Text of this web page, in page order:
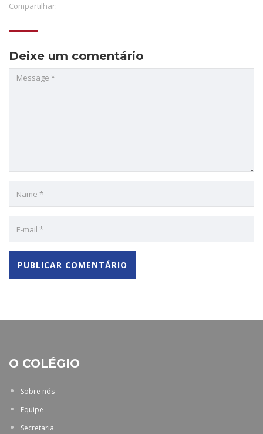
Compartilhar:
Deixe um comentário
O COLÉGIO
Sobre nós
Equipe
Secretaria